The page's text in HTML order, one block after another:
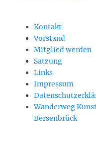
Kontakt
Vorstand
Mitglied werden
Satzung
Links
Impressum
Wanderweg
Bersenbrück